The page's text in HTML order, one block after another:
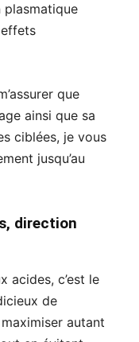
plasmatique
que
ainsi que sa
ciblées, je vous
jusqu’au
direction
acides, c’est le
de
autant